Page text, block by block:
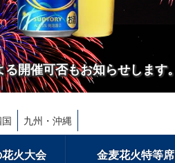
開催可否もお知らせします。
九州・沖縄
火大会 金麦花火特等席